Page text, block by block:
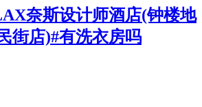
奈斯设计师酒店(钟楼地
街店)#有洗衣房吗